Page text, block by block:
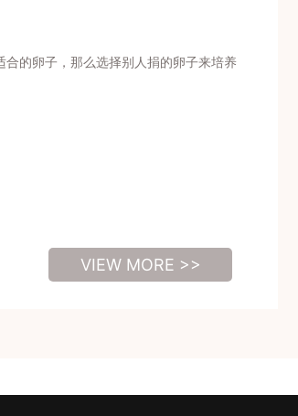
的卵子，那么选择别人捐的卵子来培养
VIEW MORE >>